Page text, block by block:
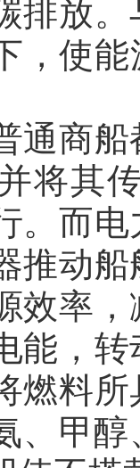
排放
，使
商船
将其
。而
推动
效率
能，
燃料
、甲